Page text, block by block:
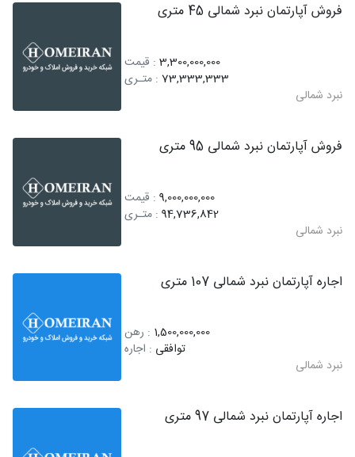
فروش آپارتمان نبرد شمالی 45 متری
3,300,000,000 : قیمت
73,333,333 : متـری
نبرد شمالی
فروش آپارتمان نبرد شمالی 95 متری
9,000,000,000 : قیمت
94,736,842 : متـری
نبرد شمالی
اجاره آپارتمان نبرد شمالی 107 متری
1,500,000,000 : رهن
توافقی : اجاره
نبرد شمالی
اجاره آپارتمان نبرد شمالی 97 متری